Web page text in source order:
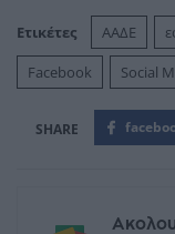
Ετικέτες ΑΑΔΕ
Facebook
Social